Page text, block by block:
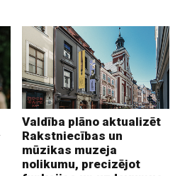
Valdība plāno aktualizēt
Rakstniecības un
mūzikas muzeja
nolikumu, precizējot